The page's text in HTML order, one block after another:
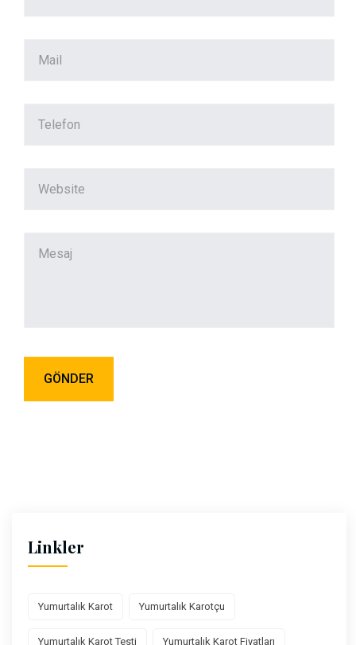
Linkler
Yumurtalık Karot Yumurtalık Karotçu
Yumurtalık Karot Testi Yumurtalık Karot Fiyatları